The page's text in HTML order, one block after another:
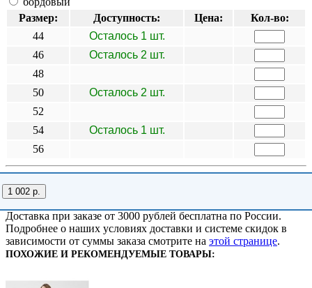
Размер:
Доступность: Цена:
Кол-во:
44
Осталось 1 шт.
46
Осталось 2 шт.
48
50
Осталось 2 шт.
52
54
Осталось 1 шт.
56
1 002 р.
Доставка при заказе от 3000 рублей бесплатна по России.
Подробнее о наших условиях доставки и системе скидок в
зависимости от суммы заказа смотрите на этой странице.
ПОХОЖИЕ И РЕКОМЕНДУЕМЫЕ ТОВАРЫ: